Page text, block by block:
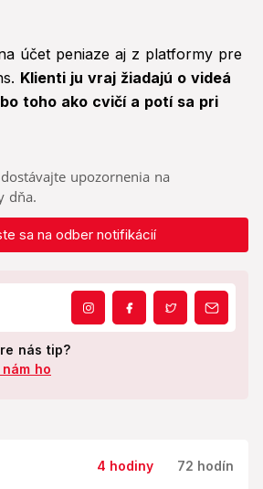
účet peniaze aj z platformy pre
Klienti ju vraj žiadajú o videá
toho ako cvičí a potí sa pri
upozornenia na
dňa.
sa na odber notifikácií
nás tip?
ho
4 hodiny 72 hodín